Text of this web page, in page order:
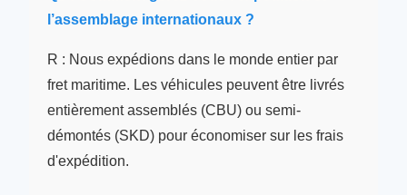
l’assemblage internationaux ?
R : Nous expédions dans le monde entier par
fret maritime. Les véhicules peuvent être livrés
entièrement assemblés (CBU) ou semi-
démontés (SKD) pour économiser sur les frais
d'expédition.